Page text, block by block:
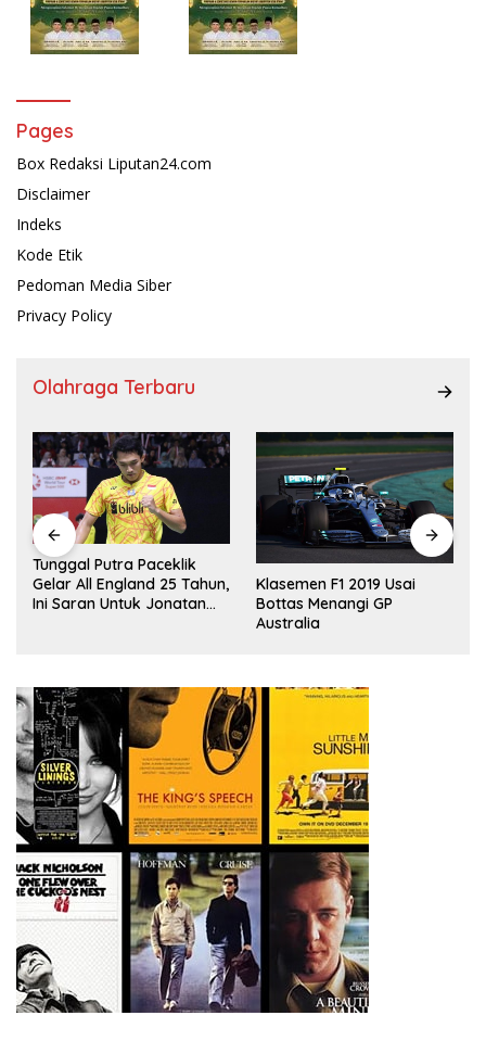
Pages
Box Redaksi Liputan24.com
Disclaimer
Indeks
Kode Etik
Pedoman Media Siber
Privacy Policy
Olahraga Terbaru
Klasemen F1 2019 Usai
Bottas Menangi GP
Tontowi Ahmad/Liliyana
Natsir Sabet Gelar Juara
Dunia Kedua